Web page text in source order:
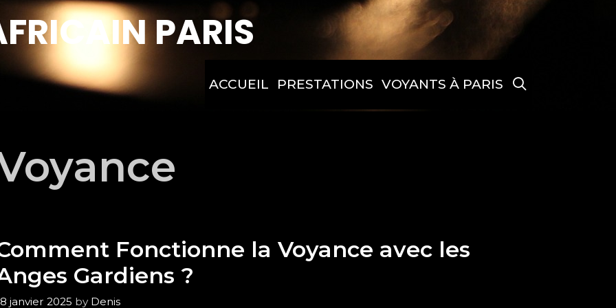
PARIS
ACCUEIL PRESTATIONS VOYANTS À PARIS
Fonctionne la Voyance avec les
Gardiens ?
janvier 2025 by Denis